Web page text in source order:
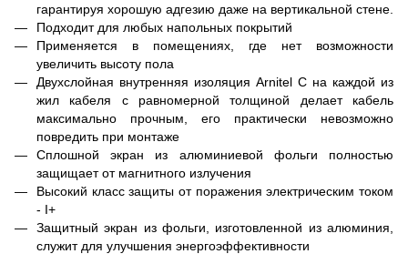
гарантируя хорошую адгезию даже на вертикальной стене.
Подходит для любых напольных покрытий
Применяется в помещениях, где нет возможности
увеличить высоту пола
Двухслойная внутренняя изоляция Arnitel С на каждой из
жил кабеля с равномерной толщиной делает кабель
максимально прочным, его практически невозможно
повредить при монтаже
Сплошной экран из алюминиевой фольги полностью
защищает от магнитного излучения
Высокий класс защиты от поражения электрическим током
- I+
Защитный экран из фольги, изготовленной из алюминия,
служит для улучшения энергоэффективности